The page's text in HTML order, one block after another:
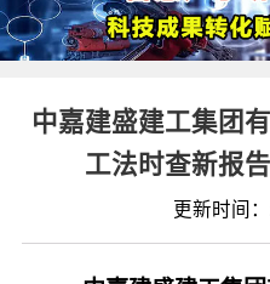
中嘉建盛建工集团
工法时查新报
更新时间